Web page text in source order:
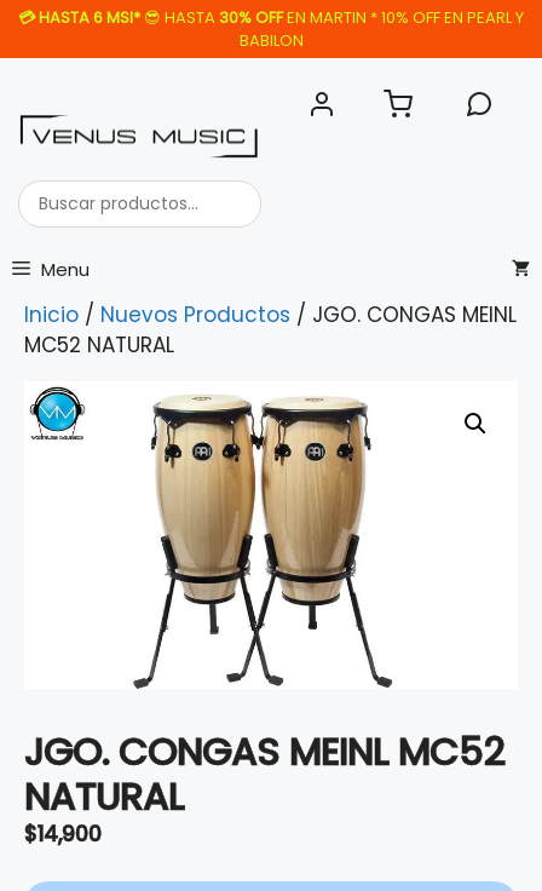
Saltar
💳HASTA 6 MSI* 😎 HASTA30% OFFEN MARTIN * 10% OFF EN PEARL Y
BABILON
Buscar
productos...
Menu
Inicio / Nuevos Productos / JGO. CONGAS MEINL
MC52 NATURAL
JGO. CONGAS MEINL MC52
NATURAL
$14,900